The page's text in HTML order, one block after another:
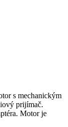
s mechanickým
prijímač.
Motor je